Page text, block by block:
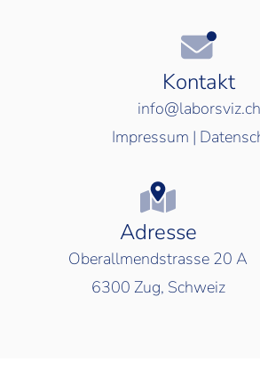
Kontakt
info@laborsviz.ch
Impressum |
Adresse
Oberallmendstrasse 20 A
6300 Zug, Schweiz